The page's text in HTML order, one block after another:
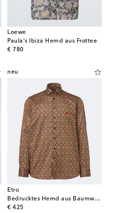
Loewe
Paula's Ibiza Hemd aus Frottee
€ 780
original price
neu
Etro
Bedrucktes Hemd aus Baumwollpopeline
€ 425
original price